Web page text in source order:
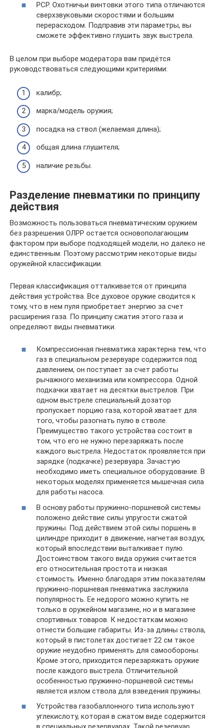
РСР. Охотничьи винтовки этого типа отличаются
сверхзвуковыми скоростями и большим
перерасходом. Подправив эти параметры, вы
сможете эффективно глушить звук выстрела.
В целом при выборе модератора вам придётся
руководствоваться следующими критериями:
калибр;
марка/модель оружия;
посадка на ствол (желаемая длина);
общая длина глушителя;
наличие резьбы.
Разделение пневматики по принципу
действия
Возможность пользоваться пневматическим оружием
без разрешения ОЛРР остается основополагающим
фактором при выборе подходящей модели, но далеко не
единственным. Поэтому рассмотрим некоторые виды
оружейной классификации.
Первая классификация отталкивается от принципа
действия устройства. Все духовое оружие сводится к
тому, что в нем пуля приобретает энергию за счет
расширения газа. По принципу сжатия этого газа и
определяют виды пневматики.
Компрессионная пневматика характерна тем, что
газ в специальном резервуаре содержится под
давлением, он поступает за счет работы
рычажного механизма или компрессора. Одной
подкачки хватает на десятки выстрелов. При
одном выстреле специальный дозатор
пропускает порцию газа, которой хватает для
того, чтобы разогнать пулю в стволе.
Преимущество такого устройства состоит в
том, что его не нужно перезаряжать после
каждого выстрела. Недостаток проявляется при
зарядке (подкачке) резервуара. Зачастую
необходимо иметь специальное оборудование. В
некоторых моделях применяется мышечная сила
для работы насоса.
В основу работы пружинно-поршневой системы
положено действие силы упругости сжатой
пружины. Под действием этой силы поршень в
цилиндре приходит в движение, нагнетая воздух,
который впоследствии выталкивает пулю.
Достоинством такого вида оружия считается
его относительная простота и низкая
стоимость. Именно благодаря этим показателям
пружинно-поршневая пневматика заслужила
популярность. Ее недорого можно купить не
только в оружейном магазине, но и в магазине
спортивных товаров. К недостаткам можно
отнести большие габариты. Из-за длины ствола,
который в пистолетах достигает 22 см такое
оружие неудобно применять для самообороны.
Кроме этого, приходится перезаряжать оружие
после каждого выстрела. Отличительной
особенностью пружинно-поршневой системы
является излом ствола для взведения пружины.
Устройства газобаллонного типа используют
углекислоту, которая в сжатом виде содержится